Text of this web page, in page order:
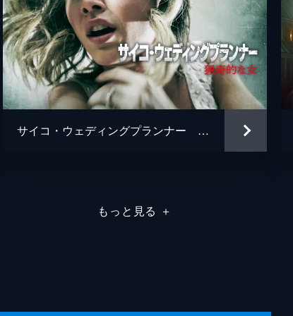
デヴィッド・フィンドレイ
カーク・ショウ
サイコ・ウェディングプランナー 猟奇的な女
もっと見る ＋